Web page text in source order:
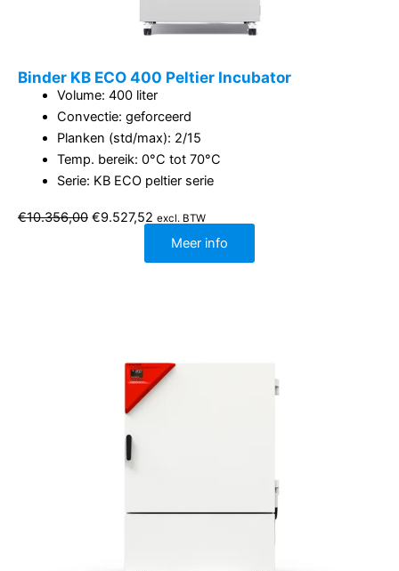
Binder KB ECO 400 Peltier Incubator
Volume: 400 liter
Convectie: geforceerd
Planken (std/max): 2/15
Temp. bereik: 0°C tot 70°C
Serie: KB ECO peltier serie
€10.356,00 Oorspronkelijke
€9.527,52 Huidige
prijs
€9.527,52.
excl. BTW
Meer info